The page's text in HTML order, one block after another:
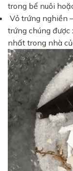
trong bể nuôi
Vỏ trứng nghiền
trứng chúng
nhất trong nhà